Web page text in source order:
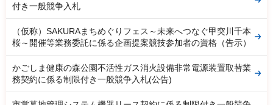
付き一般競争入札
（仮称）SAKURAまちめぐりフェス～未来へつなぐ甲突川千本
桜～開催等業務委託に係る企画提案競技参加者の資格（告示）
かごしま健康の森公園不活性ガス消火設備非常電源装置取替業
務契約に係る制限付き一般競争入札(公告)